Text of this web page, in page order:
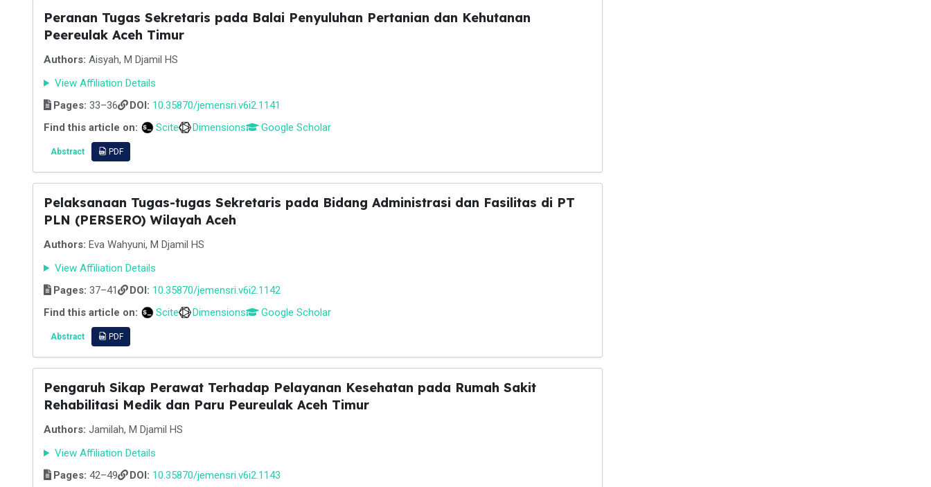
Peranan Tugas Sekretaris pada Balai Penyuluhan Pertanian dan Kehutanan
Peereulak Aceh Timur
Authors: Aisyah, M Djamil HS
View Affiliation Details
Pages: 33–36 DOI: 10.35870/jemensri.v6i2.1141
Find this article on:
Scite Dimensions Google Scholar
Abstract PDF
Pelaksanaan Tugas-tugas Sekretaris pada Bidang Administrasi dan Fasilitas di PT
PLN (PERSERO) Wilayah Aceh
Authors: Eva Wahyuni, M Djamil HS
View Affiliation Details
Pages: 37–41 DOI: 10.35870/jemensri.v6i2.1142
Find this article on:
Scite Dimensions Google Scholar
Abstract PDF
Pengaruh Sikap Perawat Terhadap Pelayanan Kesehatan pada Rumah Sakit
Rehabilitasi Medik dan Paru Peureulak Aceh Timur
Authors: Jamilah, M Djamil HS
View Affiliation Details
Pages: 42–49 DOI: 10.35870/jemensri.v6i2.1143